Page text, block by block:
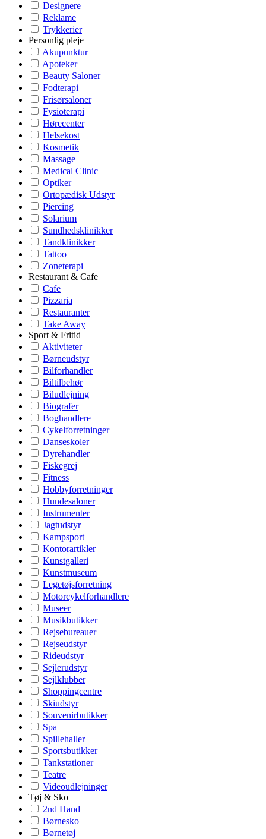
Designere
Reklame
Trykkerier
Personlig pleje
Akupunktur
Apoteker
Beauty Saloner
Fodterapi
Frisørsaloner
Fysioterapi
Hørecenter
Helsekost
Kosmetik
Massage
Medical Clinic
Optiker
Ortopædisk Udstyr
Piercing
Solarium
Sundhedsklinikker
Tandklinikker
Tattoo
Zoneterapi
Restaurant & Cafe
Cafe
Pizzaria
Restauranter
Take Away
Sport & Fritid
Aktiviteter
Børneudstyr
Bilforhandler
Biltilbehør
Biludlejning
Biografer
Boghandlere
Cykelforretninger
Danseskoler
Dyrehandler
Fiskegrej
Fitness
Hobbyforretninger
Hundesaloner
Instrumenter
Jagtudstyr
Kampsport
Kontorartikler
Kunstgalleri
Kunstmuseum
Legetøjsforretning
Motorcykelforhandlere
Museer
Musikbutikker
Rejsebureauer
Rejseudstyr
Rideudstyr
Sejlerudstyr
Sejlklubber
Shoppingcentre
Skiudstyr
Souvenirbutikker
Spa
Spillehaller
Sportsbutikker
Tankstationer
Teatre
Videoudlejninger
Tøj & Sko
2nd Hand
Børnesko
Børnetøj